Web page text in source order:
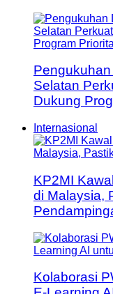
Selatan
Dukung
Internasional
KP2MI
di Malaysia,
Kolaborasi